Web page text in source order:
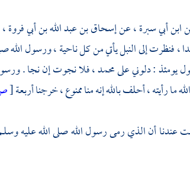
ابن أبي سبرة ،عنإسحاق بن عبد الله بن أبي فروة ،
،فنظرت إلى النبل يأتي من كل ناحية ، ورسول
يومئذ : دلوني علىمحمد ،فلا نجوت إن نجا .
ما رأيته ، أحلف بالله إنه منا ممنوع ، خرجنا أربعة[
عندنا أن الذي رمى رسول الله صلى الله عليه